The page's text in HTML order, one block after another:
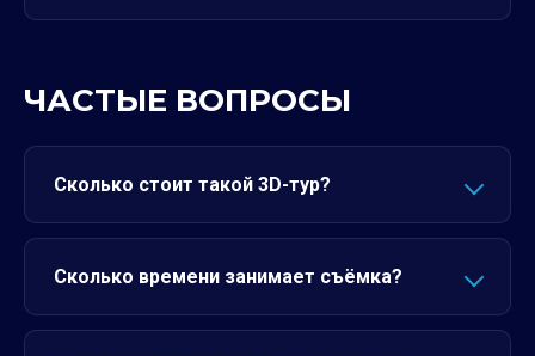
ЧАСТЫЕ ВОПРОСЫ
Сколько стоит такой 3D-тур?
Сколько времени занимает съёмка?